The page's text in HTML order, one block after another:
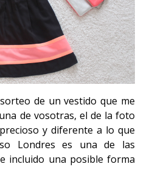
de un vestido que me
de vosotras, el de la foto
y diferente a lo que
Londres es una de las
incluido una posible forma